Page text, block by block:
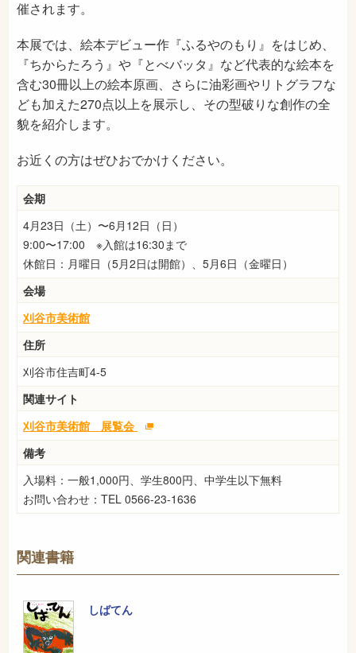
催されます。
本展では、絵本デビュー作『ふるやのもり』をはじめ、
『ちからたろう』や『とべバッタ』など代表的な絵本を
含む30冊以上の絵本原画、さらに油彩画やリトグラフな
ども加えた270点以上を展示し、その型破りな創作の全
貌を紹介します。
お近くの方はぜひおでかけください。
会期
4月23日（土）〜6月12日（日）
9:00〜17:00 ※入館は16:30まで
休館日：月曜日（5月2日は開館）、5月6日（金曜日）
会場
刈谷市美術館
住所
刈谷市住吉町4-5
関連サイト
刈谷市美術館 展覧会
備考
入場料：一般1,000円、学生800円、中学生以下無料
お問い合わせ：TEL 0566-23-1636
関連書籍
しばてん